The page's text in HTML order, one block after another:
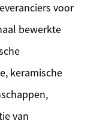
voor
bewerkte
keramische
van